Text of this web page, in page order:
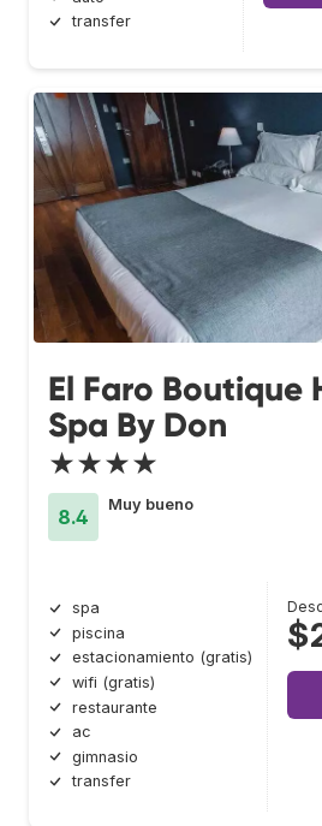
transfer
El Faro Boutique
Spa By Don
★★★★
8.4
Muy bueno
spa
piscina
estacionamiento (gratis)
wifi (gratis)
restaurante
ac
gimnasio
transfer